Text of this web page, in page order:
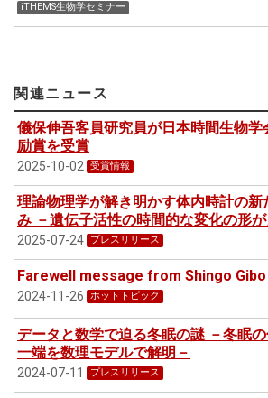
iTHEMS生物学セミナー
関連ニュース
儀保伸吾客員研究員が日本時間生物学
励賞を受賞
2025-10-02 受賞情報
理論物理学が解き明かす体内時計の新
み －遺伝子活性の時間的な変化の形が
2025-07-24 プレスリリース
Farewell message from Shingo Gibo
2024-11-26 ホットトピック
データと数学で迫る冬眠の謎 －冬眠
一端を数理モデルで解明－
2024-07-11 プレスリリース